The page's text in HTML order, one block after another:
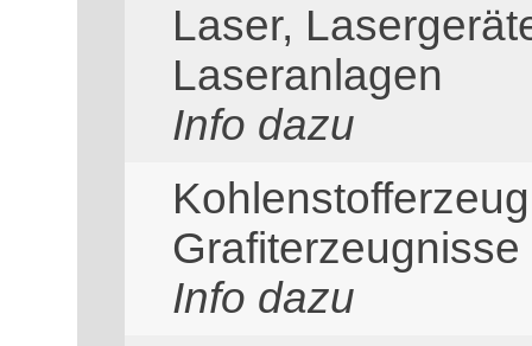
Laser,
Laseranlagen
Info dazu
Grafiterzeugnisse
Info dazu